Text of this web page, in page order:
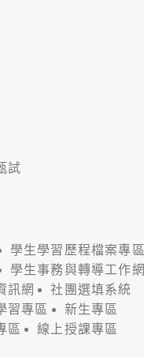
試
學生學習歷程檔案專區
學生事務與轉導工作網
訊網
社團選填系統
習專區
新生專區
區
線上授課專區